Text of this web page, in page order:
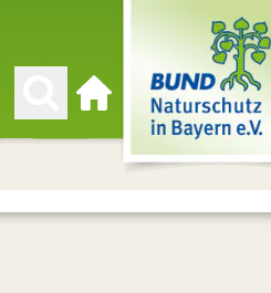
Zur Startseite